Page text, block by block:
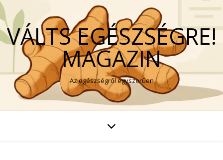
VÁLTS EGÉSZSÉGRE!
MAGAZIN
Az egészségről egyszerűen